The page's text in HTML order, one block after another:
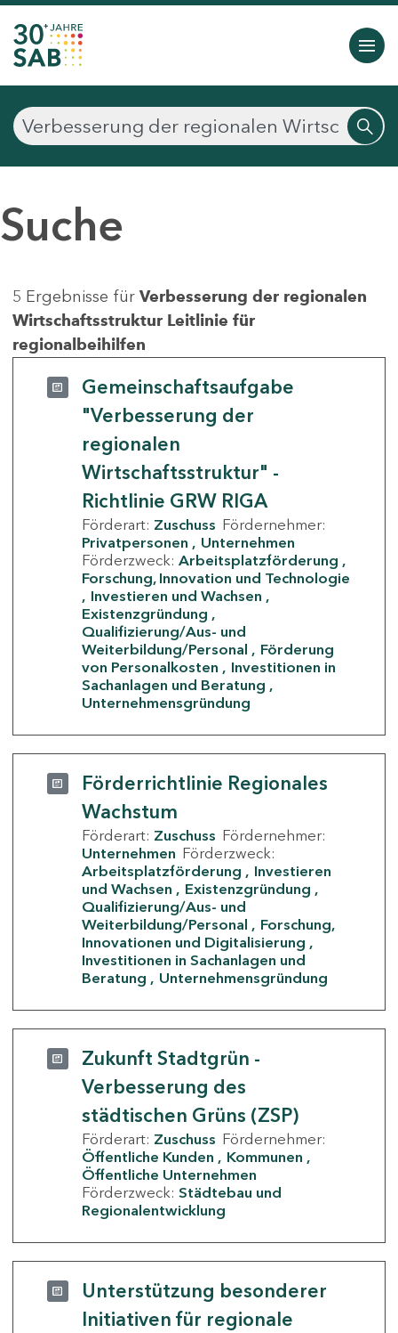
Suche
5 Ergebnisse für Verbesserung der regionalen
Wirtschaftsstruktur Leitlinie für
regionalbeihilfen
Gemeinschaftsaufgabe
"Verbesserung der
regionalen
Wirtschaftsstruktur" -
Richtlinie GRW RIGA
Förderart: Zuschuss Fördernehmer:
Privatpersonen
Unternehmen
Förderzweck: Arbeitsplatzförderung
Forschung, Innovation und Technologie
Investieren und Wachsen
Existenzgründung
Qualifizierung/Aus- und
Weiterbildung/Personal
Förderung
von Personalkosten
Investitionen in
Sachanlagen und Beratung
Unternehmensgründung
Förderrichtlinie Regionales
Wachstum
Förderart: Zuschuss Fördernehmer:
Unternehmen Förderzweck:
Arbeitsplatzförderung
Investieren
und Wachsen
Existenzgründung
Qualifizierung/Aus- und
Weiterbildung/Personal
Forschung,
Innovationen und Digitalisierung
Investitionen in Sachanlagen und
Beratung
Unternehmensgründung
Zukunft Stadtgrün -
Verbesserung des
städtischen Grüns (ZSP)
Förderart: Zuschuss Fördernehmer:
Öffentliche Kunden
Kommunen
Öffentliche Unternehmen
Förderzweck: Städtebau und
Regionalentwicklung
Unterstützung besonderer
Initiativen für regionale